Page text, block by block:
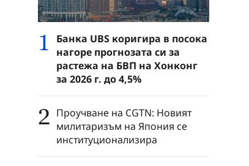
1
Банка UBS коригира в посока
нагоре прогнозата си за
растежа на БВП на Хонконг
за 2026 г. до 4,5%
2 Проучване на CGTN: Новият
милитаризъм на Япония се
институционализира